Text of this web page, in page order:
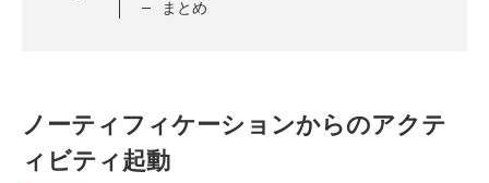
まとめ
ノーティフィケーションからのアクテ
ィビティ起動